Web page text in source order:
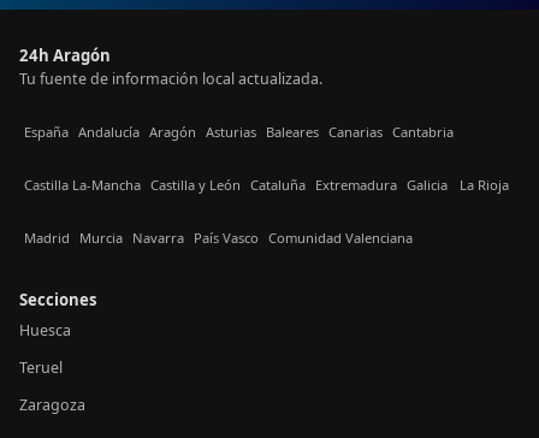
24h Aragón
Tu fuente de información local actualizada.
España Andalucía Aragón Asturias Baleares Canarias Cantabria
Castilla La-Mancha Castilla y León Cataluña Extremadura Galicia La Rioja
Madrid Murcia Navarra País Vasco Comunidad Valenciana
Secciones
Huesca
Teruel
Zaragoza